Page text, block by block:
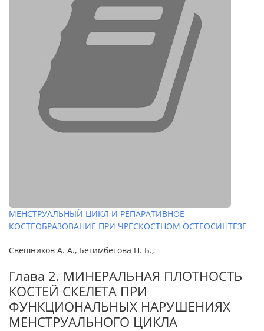
МЕНСТРУАЛЬНЫЙ ЦИКЛ И РЕПАРАТИВНОЕ
КОСТЕОБРАЗОВАНИЕ ПРИ ЧРЕСКОСТНОМ ОСТЕОСИНТЕЗЕ
Свешников А. А., Бегимбетова Н. Б.,
Глава 2. МИНЕРАЛЬНАЯ ПЛОТНОСТЬ
КОСТЕЙ СКЕЛЕТА ПРИ
ФУНКЦИОНАЛЬНЫХ НАРУШЕНИЯХ
МЕНСТРУАЛЬНОГО ЦИКЛА